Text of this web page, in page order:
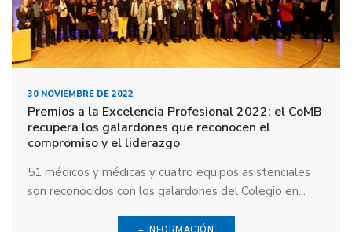
30 NOVIEMBRE DE 2022
Premios a la Excelencia Profesional 2022: el CoMB
recupera los galardones que reconocen el
compromiso y el liderazgo
51 médicos y médicas y cuatro equipos asistenciales
son reconocidos con los galardones del Colegio en...